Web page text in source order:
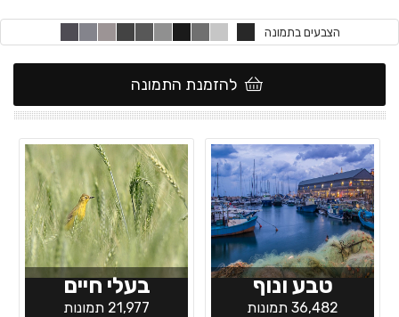
הצבעים בתמונה
להזמנת התמונה
טבע ונוף
36,482 תמונות
בעלי חיים
21,977 תמונות